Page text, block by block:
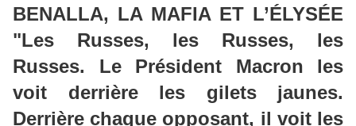
BENALLA, LA MAFIA ET L’ÉLYSÉE
"Les Russes, les Russes, les
Russes. Le Président Macron les
voit derrière les gilets jaunes.
Derrière chaque opposant, il voit les